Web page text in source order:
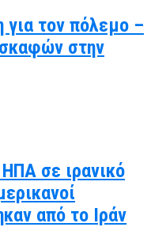
τον πόλεμο –
στην
σε ιρανικό
από το Ιράν